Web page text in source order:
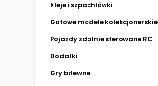
Kleje i szpachlówki
Gotowe modele kolekcjonerskie
Pojazdy zdalnie sterowane RC
Dodatki
Gry bitewne